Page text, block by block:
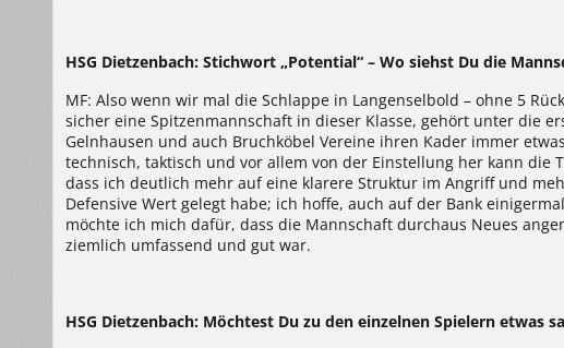
HSG Dietzenbach: Stichwort „Potential“ – Wo siehst Du die
MF: Also wenn wir mal die Schlappe in Langenselbold – ohne 5
sicher eine Spitzenmannschaft in dieser Klasse, gehört unter die
Gelnhausen und auch Bruchköbel Vereine ihren Kader immer
technisch, taktisch und vor allem von der Einstellung her kann
dass ich deutlich mehr auf eine klarere Struktur im Angriff und
Defensive Wert gelegt habe; ich hoffe, auch auf der Bank
möchte ich mich dafür, dass die Mannschaft durchaus Neues
ziemlich umfassend und gut war.
HSG Dietzenbach: Möchtest Du zu den einzelnen Spielern etwas